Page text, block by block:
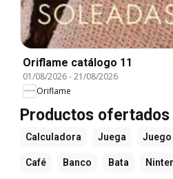
Oriflame catálogo 11
01/08/2026-21/08/2026
Oriflame
Productos ofertados
Calculadora Juega Juego
Café Banco Bata